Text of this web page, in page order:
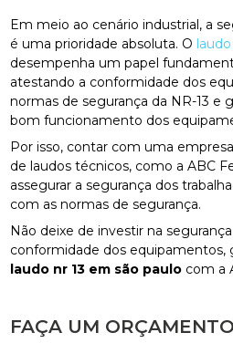
Em meio ao cenário industrial, a
é uma prioridade absoluta. O
desempenha um papel
atestando a conformidade dos
normas de segurança da NR-13 e
bom funcionamento dos
Por isso, contar com uma
de laudos técnicos, como a ABC
assegurar a segurança dos
com as normas de segurança.
Não deixe de investir na
conformidade dos equipamentos,
laudo nr 13 em são paulo com a
FAÇA UM ORÇAMENTO